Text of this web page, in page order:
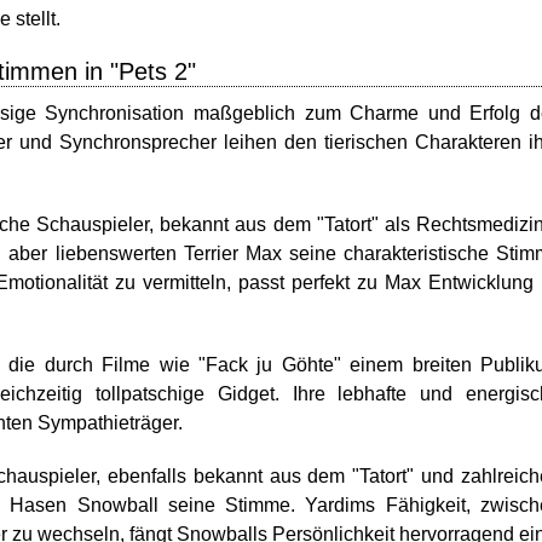
stellt.
in "Pets 2"
Synchronisation maßgeblich zum Charme und Erfolg
und Synchronsprecher leihen den tierischen Charakteren
Schauspieler, bekannt aus dem "Tatort" als
liebenswerten Terrier Max seine charakteristische
zu vermitteln, passt perfekt zu Max Entwicklung
durch Filme wie "Fack ju Göhte" einem breiten
tollpatschige Gidget. Ihre lebhafte und
Sympathieträger.
ebenfalls bekannt aus dem "Tatort" und
Snowball seine Stimme. Yardims Fähigkeit,
zu wechseln, fängt Snowballs Persönlichkeit hervorragend